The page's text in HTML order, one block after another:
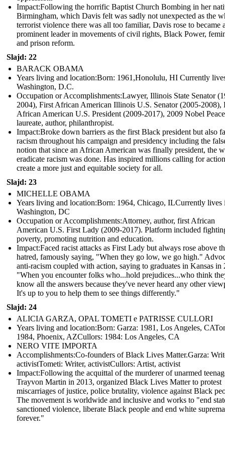
Impact: Following the horrific Baptist Church Bombing in her
Birmingham, which Davis felt was sadly not unexpected as the
terrorist violence there was all too familiar, Davis rose to became
prominent leader in movements of civil rights, Black Power,
and prison reform.
Slajd: 22
BARACK OBAMA
Years living and location:Born: 1961,Honolulu, HI Currently
Washington, D.C.
Occupation or Accomplishments: Lawyer, Illinois State Senator
2004), First African American Illinois U.S. Senator (2005-2008),
African American U.S. President (2009-2017), 2009 Nobel
laureate, author, philanthropist.
Impact: Broke down barriers as the first Black president but also
racism throughout his campaign and presidency including the
notion that since an African American was finally president, the
eradicate racism was done. Has inspired millions calling for
create a more just and equitable society for all.
Slajd: 23
MICHELLE OBAMA
Years living and location:Born: 1964, Chicago, ILCurrently lives
Washington, DC
Occupation or Accomplishments: Attorney, author, first African
American U.S. First Lady (2009-2017). Platform included
poverty, promoting nutrition and education.
Impact: Faced racist attacks as First Lady but always rose above
hatred, famously saying, "When they go low, we go high."
anti-racism coupled with action, saying to graduates in Kansas in
"When you encounter folks who...hold prejudices...who think
know all the answers because they've never heard any other
It's up to you to help them to see things differently."
Slajd: 24
ALICIA GARZA, OPAL TOMETI e PATRISSE CULLORI
Years living and location:Born: Garza: 1981, Los Angeles,
1984, Phoenix, AZCullors: 1984: Los Angeles, CA
NERO VITE IMPORTA
Accomplishments: Co-founders of Black Lives Matter.Garza:
activistTometi: Writer, activistCullors: Artist, activist
Impact: Following the acquittal of the murderer of unarmed
Trayvon Martin in 2013, organized Black Lives Matter to protest
miscarriages of justice, police brutality, violence against Black
The movement is worldwide and inclusive and works to "end
sanctioned violence, liberate Black people and end white
forever."